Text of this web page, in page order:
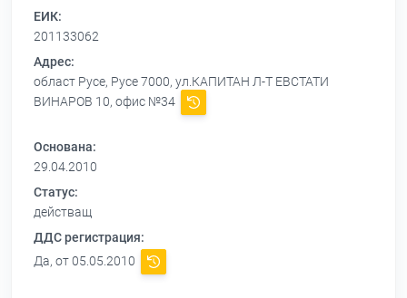
ЕИК:
201133062
Адрес:
област Русе, Русе 7000, ул.КАПИТАН Л-Т ЕВСТАТИ
ВИНАРОВ 10, офис №34
Основана:
29.04.2010
Статус:
действащ
ДДС регистрация:
Да, от 05.05.2010